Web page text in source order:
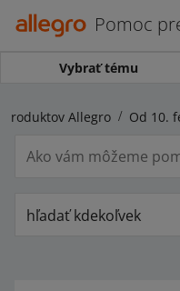
Pomoc
Vybrať tému
produktov Allegro
hľadať kdekoľvek